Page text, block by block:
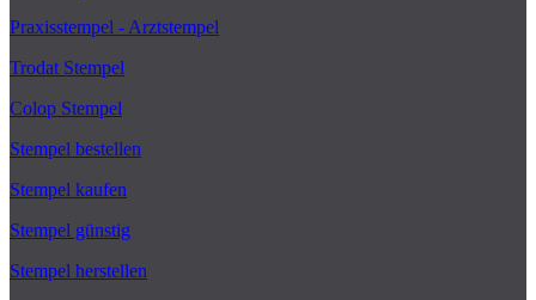
Praxisstempel - Arztstempel
Trodat Stempel
Colop Stempel
Stempel bestellen
Stempel kaufen
Stempel günstig
Stempel herstellen